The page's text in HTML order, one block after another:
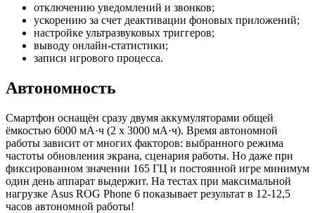
отключению уведомлений и звонков;
ускорению за счет деактивации фоновых приложений;
настройке ультразвуковых триггеров;
выводу онлайн-статистики;
записи игрового процесса.
Автономность
Смартфон оснащён сразу двумя аккумуляторами общей
ёмкостью 6000 мА·ч (2 х 3000 мА·ч). Время автономной
работы зависит от многих факторов: выбранного режима
частоты обновления экрана, сценария работы. Но даже при
фиксированном значении 165 ГЦ и постоянной игре минимум
один день аппарат выдержит. На тестах при максимальной
нагрузке Asus ROG Phone 6 показывает результат в 12-12,5
часов автономной работы!